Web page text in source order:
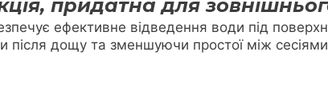
придатна для
ефективне відведення води під
дощу та зменшуючи простої між